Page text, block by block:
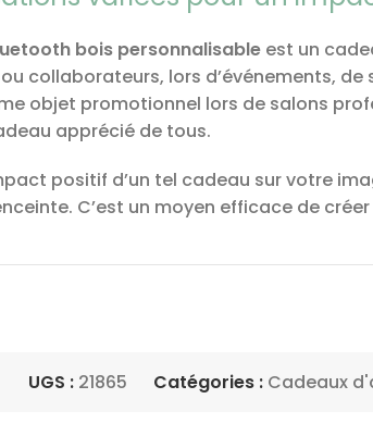
bois personnalisable est un
collaborateurs, lors d’événements,
objet promotionnel lors de salons
apprécié de tous.
positif d’un tel cadeau sur votre
C’est un moyen efficace de
UGS : 21865 Catégories : Cadeaux